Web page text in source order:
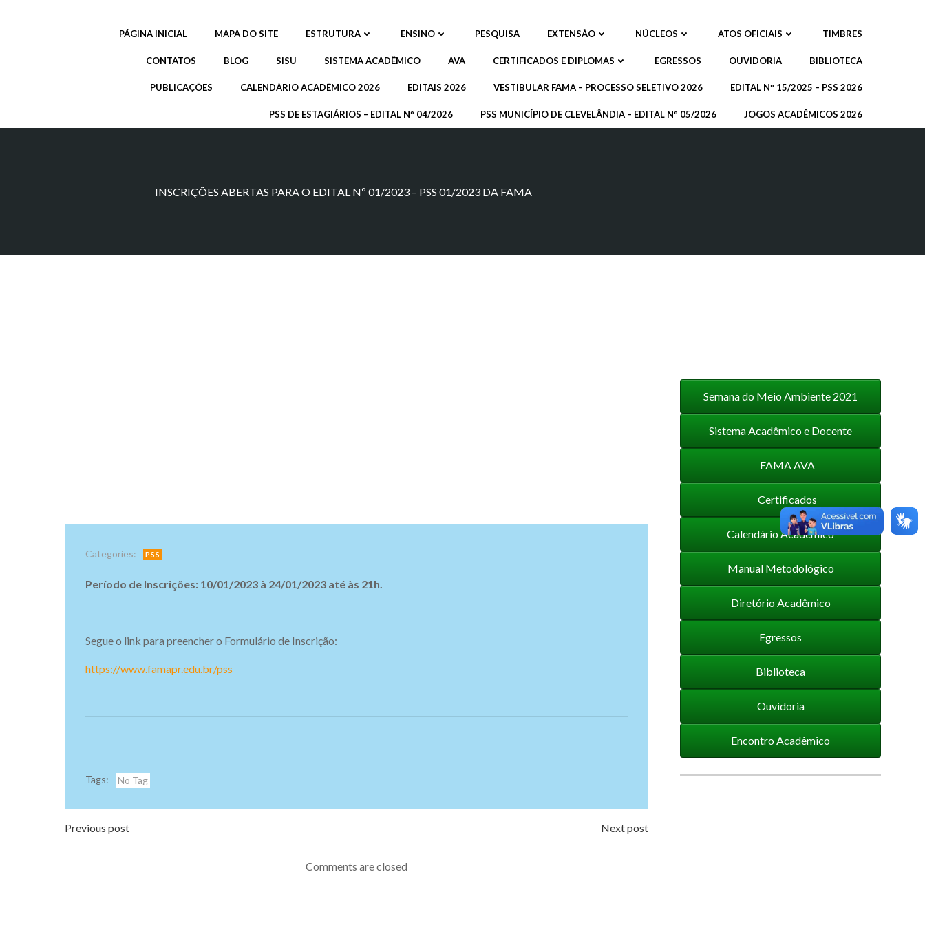
PÁGINA INICIAL MAPA DO SITE ESTRUTURA ENSINO PESQUISA EXTENSÃO NÚCLEOS ATOS OFICIAIS TIMBRES
CONTATOS BLOG SISU SISTEMA ACADÊMICO AVA CERTIFICADOS E DIPLOMAS EGRESSOS OUVIDORIA BIBLIOTECA
PUBLICAÇÕES CALENDÁRIO ACADÊMICO 2026 EDITAIS 2026 VESTIBULAR FAMA – PROCESSO SELETIVO 2026 EDITAL Nº 15/2025 – PSS 2026
PSS DE ESTAGIÁRIOS – EDITAL Nº 04/2026 PSS MUNICÍPIO DE CLEVELÂNDIA – EDITAL Nº 05/2026 JOGOS ACADÊMICOS 2026
INSCRIÇÕES ABERTAS PARA O EDITAL Nº 01/2023 – PSS 01/2023 DA FAMA
Categories: PSS
Período de Inscrições: 10/01/2023 à 24/01/2023 até às 21h.
Segue o link para preencher o Formulário de Inscrição:
https://www.famapr.edu.br/pss
Tags: No Tag
Navegação
Previous post
de
Next post
Comments are closed
Semana do Meio Ambiente 2021
Sistema Acadêmico e Docente
FAMA AVA
Certificados
Calendário Acadêmico
Manual Metodológico
Diretório Acadêmico
Egressos
Biblioteca
Ouvidoria
Encontro Acadêmico